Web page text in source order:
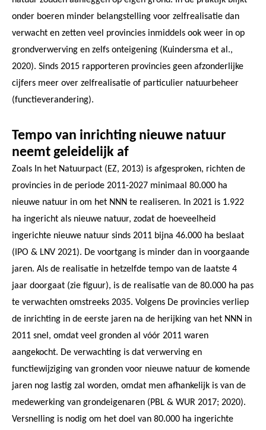
onder boeren minder belangstelling voor zelfrealisatie dan
verwacht en zetten veel provincies inmiddels ook weer in op
grondverwerving en zelfs onteigening (Kuindersma et al.,
2020). Sinds 2015 rapporteren provincies geen afzonderlijke
cijfers meer over zelfrealisatie of particulier natuurbeheer
(functieverandering).
Tempo van inrichting nieuwe natuur
neemt geleidelijk af
Zoals In het Natuurpact (EZ, 2013) is afgesproken, richten de
provincies in de periode 2011-2027 minimaal 80.000 ha
nieuwe natuur in om het NNN te realiseren. In 2021 is 1.922
ha ingericht als nieuwe natuur, zodat de hoeveelheid
ingerichte nieuwe natuur sinds 2011 bijna 46.000 ha beslaat
(IPO & LNV 2021). De voortgang is minder dan in voorgaande
jaren. Als de realisatie in hetzelfde tempo van de laatste 4
jaar doorgaat (zie figuur), is de realisatie van de 80.000 ha pas
te verwachten omstreeks 2035. Volgens De provincies verliep
de inrichting in de eerste jaren na de herijking van het NNN in
2011 snel, omdat veel gronden al vóór 2011 waren
aangekocht. De verwachting is dat verwerving en
functiewijziging van gronden voor nieuwe natuur de komende
jaren nog lastig zal worden, omdat men afhankelijk is van de
medewerking van grondeigenaren (PBL & WUR 2017; 2020).
Versnelling is nodig om het doel van 80.000 ha ingerichte